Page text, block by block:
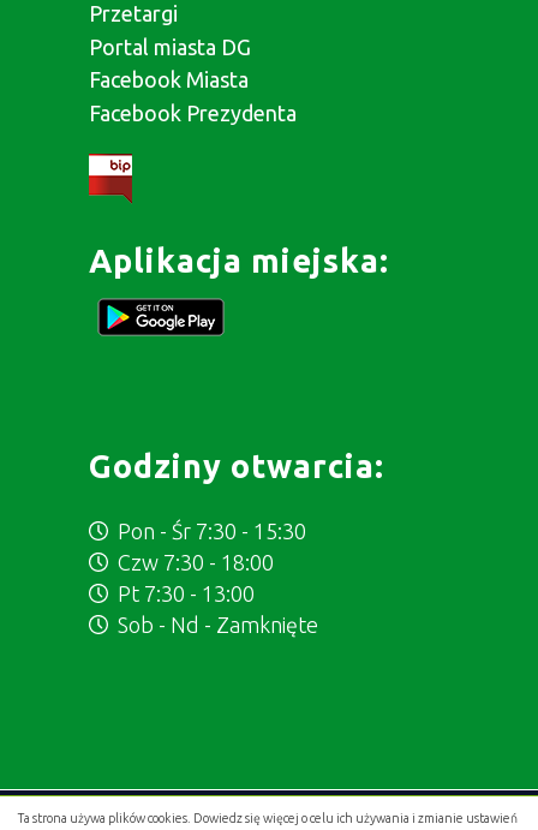
Ta strona używa plików cookies. Dowiedz się więcej o celu ich używania i zmianie ustawień
Przetargi
Portal miasta DG
Facebook Miasta
Facebook Prezydenta
Aplikacja miejska:
Godziny otwarcia:
Pon - Śr 7:30 - 15:30
Czw 7:30 - 18:00
Pt 7:30 - 13:00
Sob - Nd - Zamknięte